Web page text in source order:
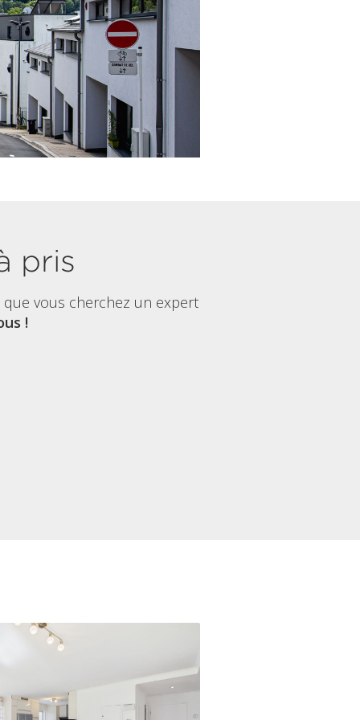
pris
vous cherchez un expert
!